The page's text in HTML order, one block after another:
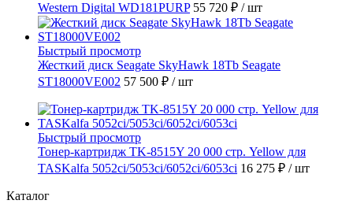
Western Digital WD181PURP 55 720 ₽ / шт
Быстрый просмотр
Жесткий диск Seagate SkyHawk 18Tb Seagate
ST18000VE002 57 500 ₽ / шт
Быстрый просмотр
Тонер-картридж TK-8515Y 20 000 стр. Yellow для
TASKalfa 5052ci/5053ci/6052ci/6053ci 16 275 ₽ / шт
Каталог